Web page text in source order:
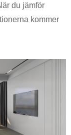
du jämför
kommer